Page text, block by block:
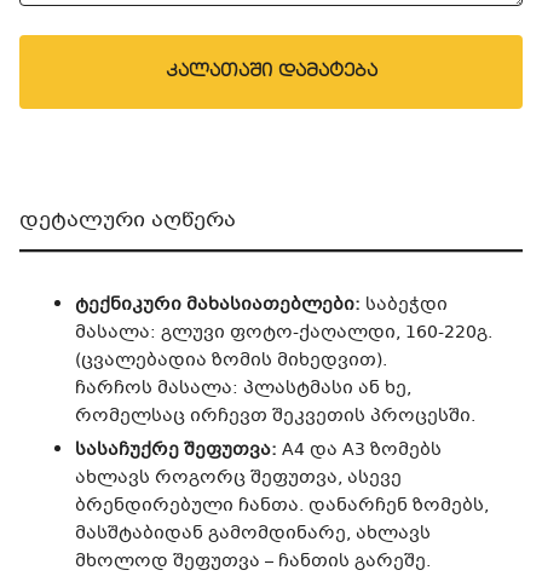
კალათაში დამატება
დეტალური აღწერა
ტექნიკური მახასიათებლები: საბეჭდი
მასალა: გლუვი ფოტო-ქაღალდი, 160-220გ.
(ცვალებადია ზომის მიხედვით).
ჩარჩოს მასალა: პლასტმასი ან ხე,
რომელსაც ირჩევთ შეკვეთის პროცესში.
სასაჩუქრე შეფუთვა: A4 და A3 ზომებს
ახლავს როგორც შეფუთვა, ასევე
ბრენდირებული ჩანთა. დანარჩენ ზომებს,
მასშტაბიდან გამომდინარე, ახლავს
მხოლოდ შეფუთვა – ჩანთის გარეშე.